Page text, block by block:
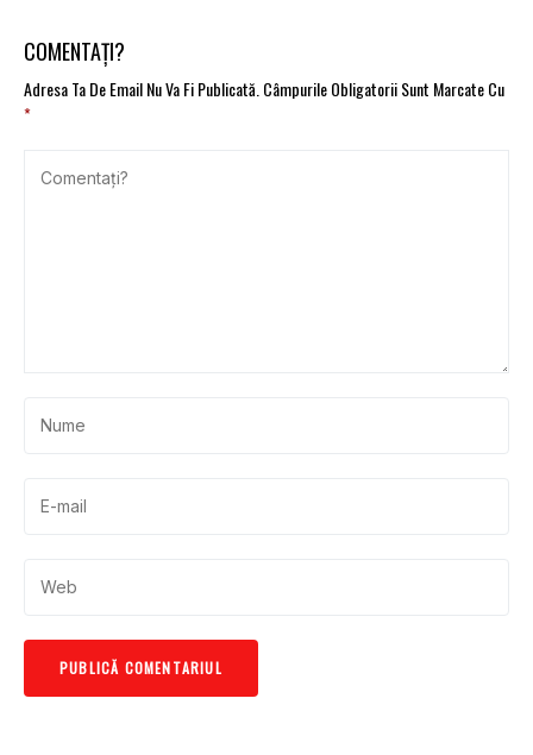
COMENTAȚI?
Adresa Ta De Email Nu Va Fi Publicată. Câmpurile Obligatorii Sunt Marcate Cu
*